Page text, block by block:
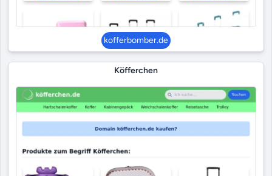
kofferbomber.de
Köfferchen